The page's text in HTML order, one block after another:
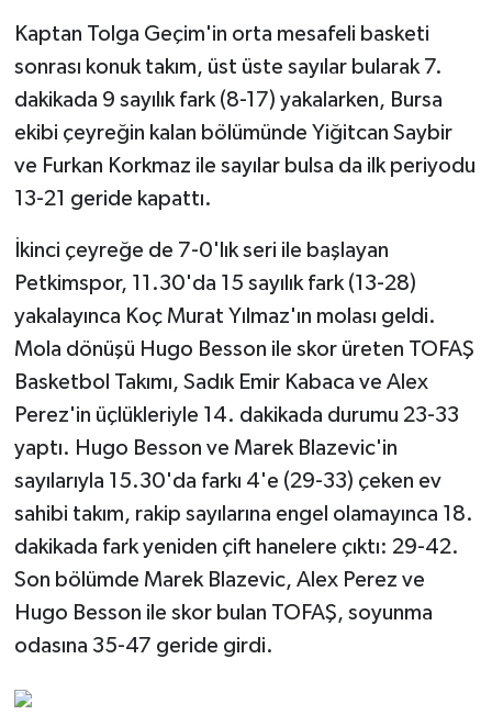
Kaptan Tolga Geçim'in orta mesafeli basketi
sonrası konuk takım, üst üste sayılar bularak 7.
dakikada 9 sayılık fark (8-17) yakalarken, Bursa
ekibi çeyreğin kalan bölümünde Yiğitcan Saybir
ve Furkan Korkmaz ile sayılar bulsa da ilk periyodu
13-21 geride kapattı.
İkinci çeyreğe de 7-0'lık seri ile başlayan
Petkimspor, 11.30'da 15 sayılık fark (13-28)
yakalayınca Koç Murat Yılmaz'ın molası geldi.
Mola dönüşü Hugo Besson ile skor üreten TOFAŞ
Basketbol Takımı, Sadık Emir Kabaca ve Alex
Perez'in üçlükleriyle 14. dakikada durumu 23-33
yaptı. Hugo Besson ve Marek Blazevic'in
sayılarıyla 15.30'da farkı 4'e (29-33) çeken ev
sahibi takım, rakip sayılarına engel olamayınca 18.
dakikada fark yeniden çift hanelere çıktı: 29-42.
Son bölümde Marek Blazevic, Alex Perez ve
Hugo Besson ile skor bulan TOFAŞ, soyunma
odasına 35-47 geride girdi.